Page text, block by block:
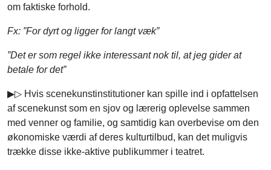
om faktiske forhold.
Fx: ”For dyrt og ligger for langt væk”
”Det er som regel ikke interessant nok til, at jeg gider at
betale for det”
▶▷ Hvis scenekunstinstitutioner kan spille ind i opfattelsen
af scenekunst som en sjov og lærerig oplevelse sammen
med venner og familie, og samtidig kan overbevise om den
økonomiske værdi af deres kulturtilbud, kan det muligvis
trække disse ikke-aktive publikummer i teatret.